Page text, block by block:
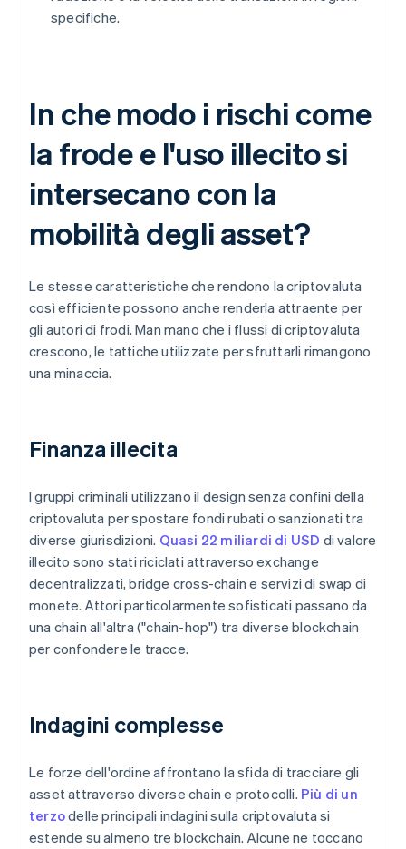
specifiche.
In che modo i rischi come
la frode e l'uso illecito si
intersecano con la
mobilità degli asset?
Le stesse caratteristiche che rendono la criptovaluta
così efficiente possono anche renderla attraente per
gli autori di frodi. Man mano che i flussi di criptovaluta
crescono, le tattiche utilizzate per sfruttarli rimangono
una minaccia.
Finanza illecita
I gruppi criminali utilizzano il design senza confini della
criptovaluta per spostare fondi rubati o sanzionati tra
diverse giurisdizioni. Quasi 22 miliardi di USD di valore
illecito sono stati riciclati attraverso exchange
decentralizzati, bridge cross-chain e servizi di swap di
monete. Attori particolarmente sofisticati passano da
una chain all'altra ("chain-hop") tra diverse blockchain
per confondere le tracce.
Indagini complesse
Le forze dell'ordine affrontano la sfida di tracciare gli
asset attraverso diverse chain e protocolli. Più di un
terzodelle principali indagini sulla criptovaluta si
estende su almeno tre blockchain. Alcune ne toccano